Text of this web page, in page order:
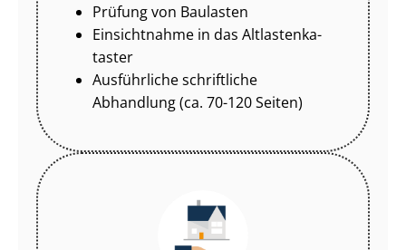
Prüfung von Baulasten
Einsichtnahme in das Alt­las­ten­ka­
tas­ter
Ausführliche schriftliche
Abhandlung (ca. 70-120 Seiten)